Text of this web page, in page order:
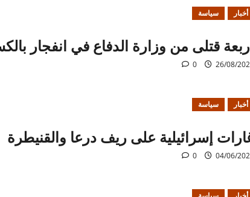
أخبار سياسة
قتلى من وزارة الدفاع في انفجار
26/08/
0
أخبار سياسة
إسرائيلية على ريف درعا والقنيطرة
04/06/
0